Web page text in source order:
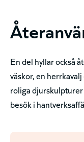
En del hyllar också
väskor, en
roliga
besök i